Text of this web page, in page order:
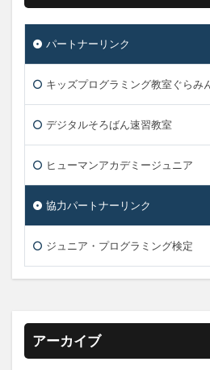
パートナーリンク
キッズプログラミング教室ぐらみ
デジタルそろばん速習教室
ヒューマンアカデミージュニア
協力パートナーリンク
ジュニア・プログラミング検定
アーカイブ